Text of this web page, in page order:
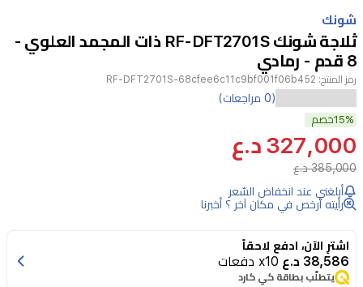
1
of
4
شونك
ثلاجة شونك RF-DFT2701S ذات المجمد العلوي -
8 قدم - رمادي
رمز المنتج: RF-DFT2701S-68cfee6c11c9bf001f06b452
ثلاجة
شونك
RF-
DFT2701S
ذات
العلوي
حلاً
(0 مراجعات)
15%خصم
327,000 د.ع
385,000 د.ع
أبلغني عند انخفاض السّعر
رأيته أرخص في مكان آخر ؟ أخبرنا
اشترِ الآن، ادفع لاحقاً
38,586 د.ع x10 دفعات
يتطلّب بطاقة كي كارد